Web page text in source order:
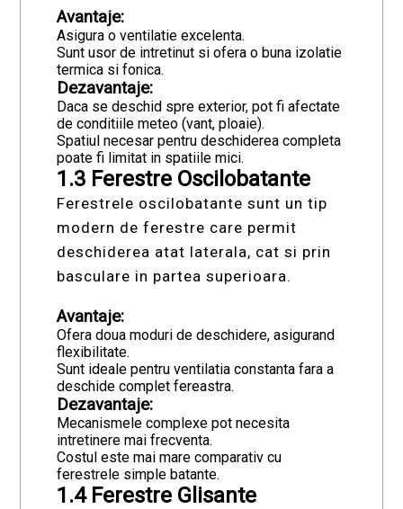
Avantaje:
Asigura o ventilatie excelenta.
Sunt usor de intretinut si ofera o buna izolatie
termica si fonica.
Dezavantaje:
Daca se deschid spre exterior, pot fi afectate
de conditiile meteo (vant, ploaie).
Spatiul necesar pentru deschiderea completa
poate fi limitat in spatiile mici.
1.3 Ferestre Oscilobatante
Ferestrele oscilobatante sunt un tip
modern de ferestre care permit
deschiderea atat laterala, cat si prin
basculare in partea superioara.
Avantaje:
Ofera doua moduri de deschidere, asigurand
flexibilitate.
Sunt ideale pentru ventilatia constanta fara a
deschide complet fereastra.
Dezavantaje:
Mecanismele complexe pot necesita
intretinere mai frecventa.
Costul este mai mare comparativ cu
ferestrele simple batante.
1.4 Ferestre Glisante